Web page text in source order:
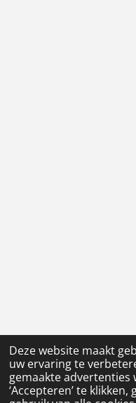
Deze website maakt
uw ervaring te
gemaakte advertenties
‘Accepteren’ te